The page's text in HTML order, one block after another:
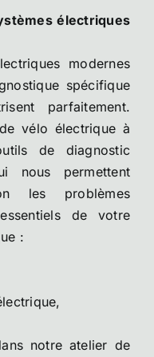
électriques
modernes
spécifique
parfaitement.
vélo électrique à
de diagnostic
nous permettent
les problèmes
de votre
:
notre atelier de